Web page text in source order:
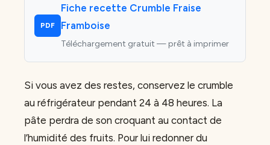
PDF
Fiche recette Crumble Fraise
Framboise
Téléchargement gratuit — prêt à imprimer
Si vous avez des restes, conservez le crumble
au réfrigérateur pendant 24 à 48 heures. La
pâte perdra de son croquant au contact de
l’humidité des fruits. Pour lui redonner du